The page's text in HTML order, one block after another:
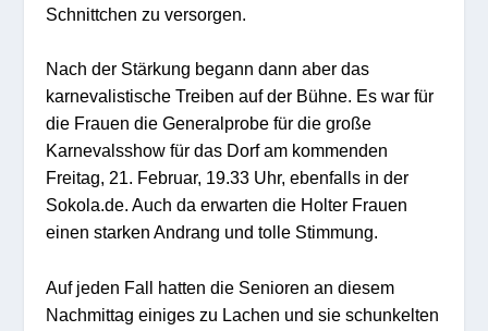
Schnittchen zu versorgen.
Nach der Stärkung begann dann aber das
karnevalistische Treiben auf der Bühne. Es war für
die Frauen die Generalprobe für die große
Karnevalsshow für das Dorf am kommenden
Freitag, 21. Februar, 19.33 Uhr, ebenfalls in der
Sokola.de. Auch da erwarten die Holter Frauen
einen starken Andrang und tolle Stimmung.
Auf jeden Fall hatten die Senioren an diesem
Nachmittag einiges zu Lachen und sie schunkelten